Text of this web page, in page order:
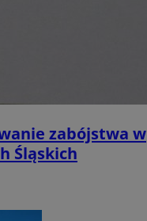
zabójstwa w
Śląskich